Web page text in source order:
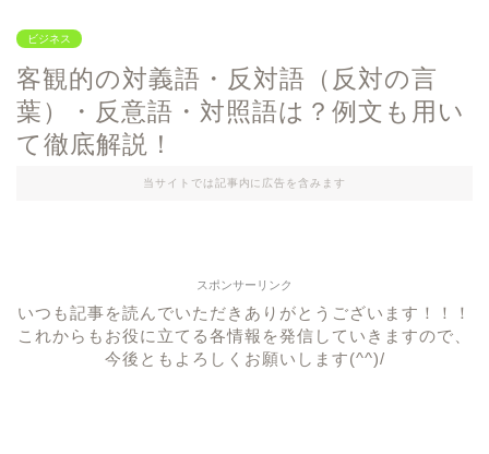
ビジネス
客観的の対義語・反対語（反対の言
葉）・反意語・対照語は？例文も用い
て徹底解説！
当サイトでは記事内に広告を含みます
スポンサーリンク
いつも記事を読んでいただきありがとうございます！！！
これからもお役に立てる各情報を発信していきますので、
今後ともよろしくお願いします(^^)/